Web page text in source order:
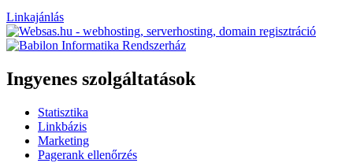
Linkajánlás
Ingyenes szolgáltatások
Statisztika
Linkbázis
Marketing
Pagerank ellenőrzés